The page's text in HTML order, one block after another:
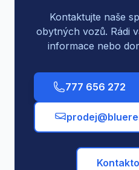
Kontaktujte naše
obytných vozů. Rádi
informace nebo
777 656 272